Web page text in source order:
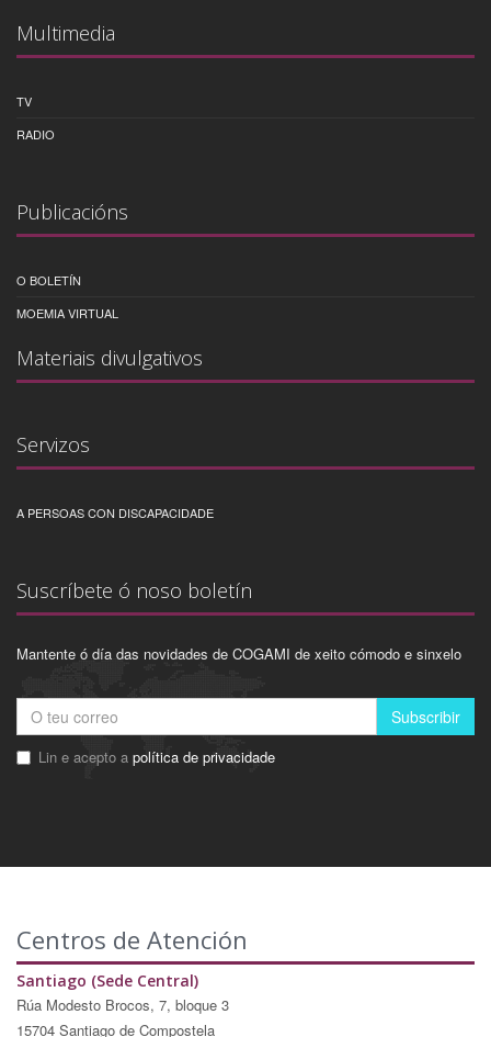
Multimedia
TV
RADIO
Publicacións
O BOLETÍN
MOEMIA VIRTUAL
Materiais divulgativos
Servizos
A PERSOAS CON DISCAPACIDADE
Suscríbete ó noso boletín
Mantente ó día das novidades de COGAMI de xeito cómodo e sinxelo
Subscribir
Lin e acepto a política de privacidade
Centros de Atención
Santiago (Sede Central)
Rúa Modesto Brocos, 7, bloque 3
15704 Santiago de Compostela